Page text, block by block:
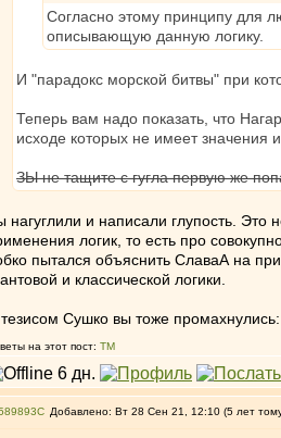
Согласно этому принципу для
описывающую данную логику.
И "парадокс морской битвы" при
Теперь вам надо показать, что
исходе которых не имеет значения
ЗЫ не тащите с гугла первую же
нагуглили и написали глупость. Это
логик, то есть про
пытался объяснить СлаваА на
и классической логики.
Сушко вы тоже
на этот пост: ТМ
Добавлено: Вт 28 Сен 21, 12:10 (5 лет